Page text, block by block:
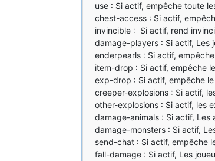
use : Si actif, empêche toute
chest-access : Si actif,
invincible : Si actif, rend
damage-players : Si actif, Les
enderpearls : Si actif,
item-drop : Si actif, empêche
exp-drop : Si actif, empêche
creeper-explosions : Si actif,
other-explosions : Si actif, les
damage-animals : Si actif,
damage-monsters : Si actif,
send-chat : Si actif, empêche
fall-damage : Si actif, Les